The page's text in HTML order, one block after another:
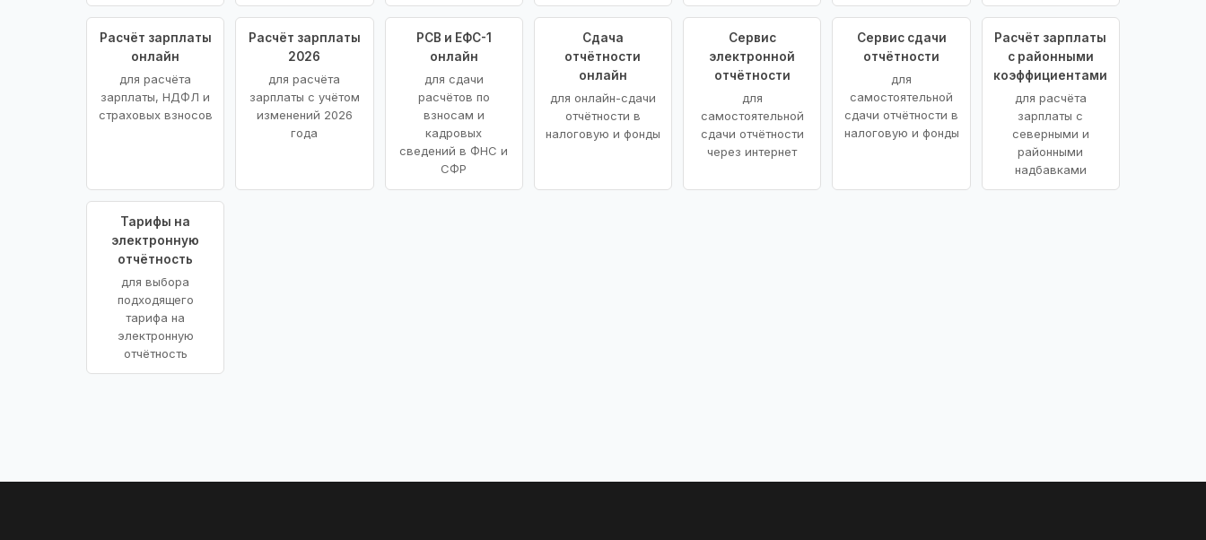
Расчёт зарплаты
онлайн
для расчёта
зарплаты, НДФЛ и
страховых взносов
Расчёт зарплаты
2026
для расчёта
зарплаты с учётом
изменений 2026
года
РСВ и ЕФС-1
онлайн
для сдачи
расчётов по
взносам и
кадровых
сведений в ФНС и
СФР
Сдача
отчётности
онлайн
для онлайн-сдачи
отчётности в
налоговую и фонды
Сервис
электронной
отчётности
для
самостоятельной
сдачи отчётности
через интернет
Сервис сдачи
отчётности
для
самостоятельной
сдачи отчётности в
налоговую и фонды
Расчёт зарплаты
с районными
коэффициентами
для расчёта
зарплаты с
северными и
районными
надбавками
Тарифы на
электронную
отчётность
для выбора
подходящего
тарифа на
электронную
отчётность